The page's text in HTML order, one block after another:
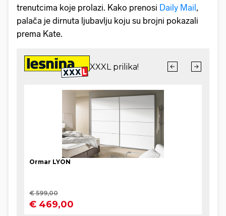
trenutcima koje prolazi. Kako prenosi Daily Mail,
palača je dirnuta ljubavlju koju su brojni pokazali
prema Kate.